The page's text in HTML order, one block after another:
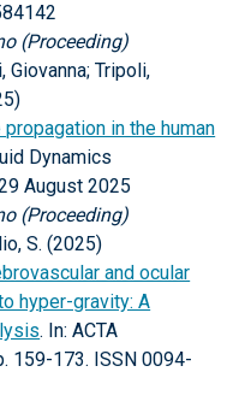
(Proceeding)
Tripoli,
in the human
Dynamics
August 2025
(Proceeding)
S. (2025)
and ocular
hyper-gravity: A
. In: ACTA
159-173. ISSN 0094-